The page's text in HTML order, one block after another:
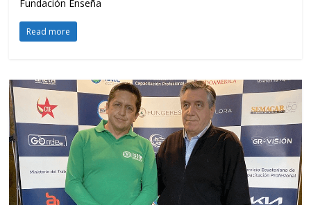
Fundación Enseña
Read more